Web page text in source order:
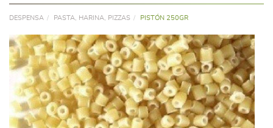
DESPENSA PASTA, HARINA, PIZZAS PISTÓN 250GR